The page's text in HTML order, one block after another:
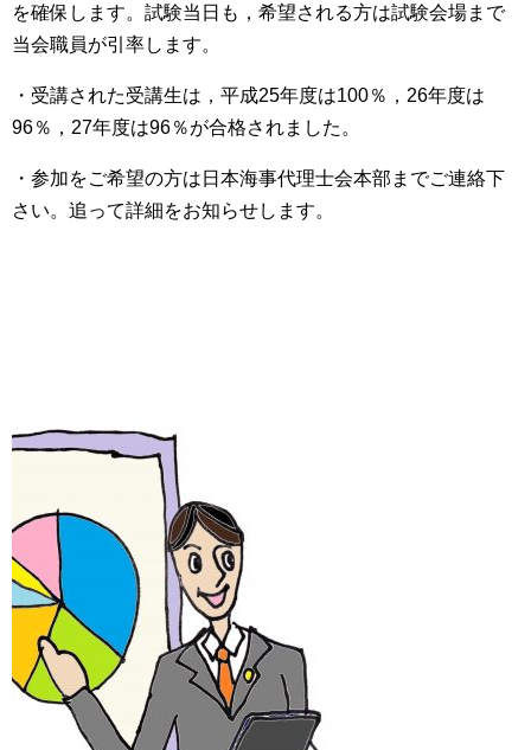
を確保します。試験当日も，希望される方は試験会場まで
当会職員が引率します。
・受講された受講生は，平成25年度は100％，26年度は
96％，27年度は96％が合格されました。
・参加をご希望の方は日本海事代理士会本部までご連絡下
さい。追って詳細をお知らせします。